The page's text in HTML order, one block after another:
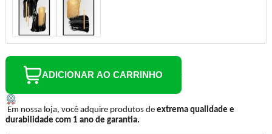
ADICIONAR AO CARRINHO
Em nossa loja, você adquire produtos de extrema qualidade e
durabilidade com 1 ano de garantia.